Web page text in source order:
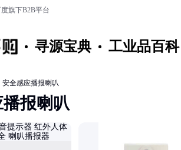
旗下B2B平台
寻源宝典 工业品百科
安全感应播报喇叭
报喇叭